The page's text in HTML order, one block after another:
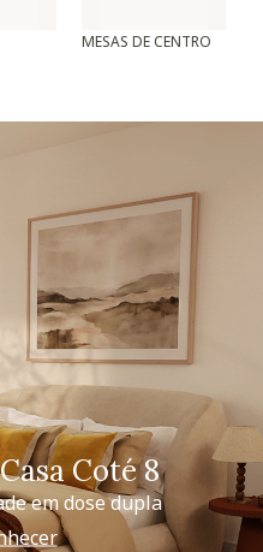
MESAS DE CENTRO
Coté 8
em dose dupla